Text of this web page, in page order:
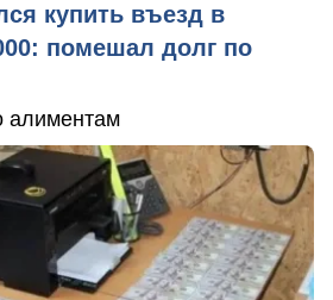
купить въезд в
помешал долг по
алиментам